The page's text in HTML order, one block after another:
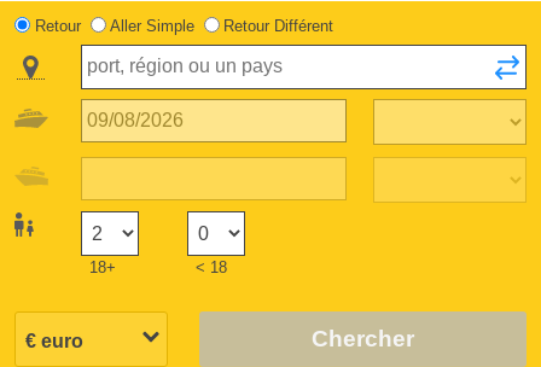
Retour Aller Simple Retour Différent
18+ < 18
Chercher